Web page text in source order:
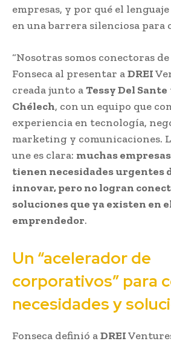
empresas, y por qué el
en una barrera silenciosa para
“Nosotras somos conectoras
Fonseca al presentar aDREI
creada junto aTessy Del Sante
Chélech, con un equipo que
experiencia en tecnología,
marketing y comunicaciones.
une es clara: muchas
tienen necesidades urgentes
innovar, pero no logran
soluciones que ya existen en
emprendedor.
Un “acelerador de
corporativos” para
necesidades y
Fonseca definió aDREI